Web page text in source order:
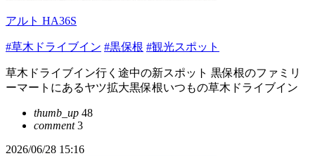
アルト HA36S
#草木ドライブイン #黒保根 #観光スポット
草木ドライブイン行く途中の新スポット 黒保根のファミリ
ーマートにあるヤツ拡大黒保根いつもの草木ドライブイン
thumb_up 48
comment3
2026/06/28 15:16